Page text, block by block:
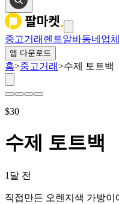
중고거래 렌트알바동네업체
앱 다운로드
홈>중고거래>수제 토트백
$30
수제 토트백
1달 전
직접만든 오렌지색 가방